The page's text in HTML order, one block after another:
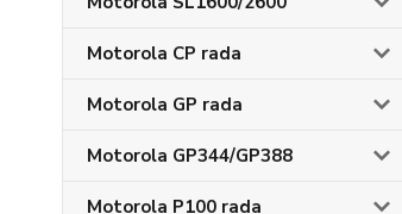
Motorola CP rada
Motorola GP rada
Motorola GP344/GP388
Motorola P100 rada